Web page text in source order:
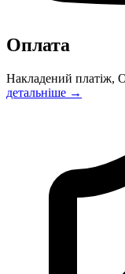
Оплата
Накладений платіж,
детальніше →